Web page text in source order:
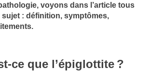
voyons dans l’article tous
sujet : définition, symptômes,
ce que l’épiglottite ?